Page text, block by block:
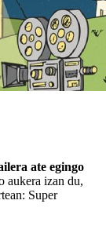
ate egingo
aukera izan du,
Super